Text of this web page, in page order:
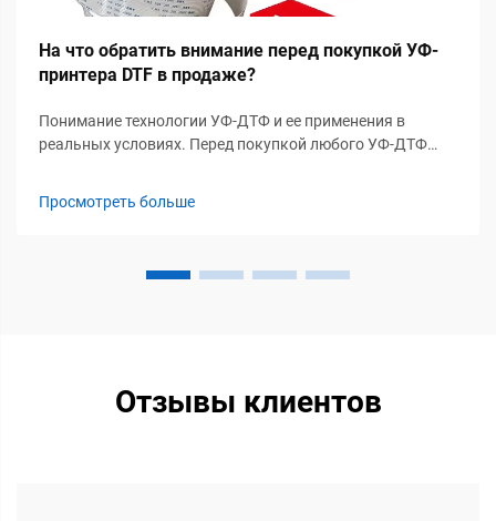
На что обратить внимание перед покупкой УФ-
принтера DTF в продаже?
Понимание технологии УФ-ДТФ и ее применения в
реальных условиях. Перед покупкой любого УФ-ДТФ
обеспечивает наибольшую ценность. УФ-ДТФ печать
Просмотреть больше
Отзывы клиентов